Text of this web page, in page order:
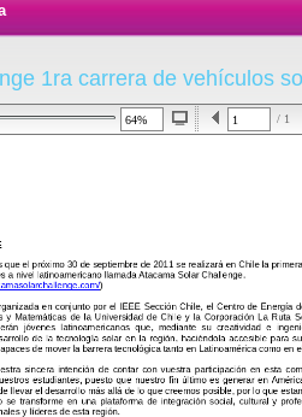
1ra carrera de vehículos
/ 1